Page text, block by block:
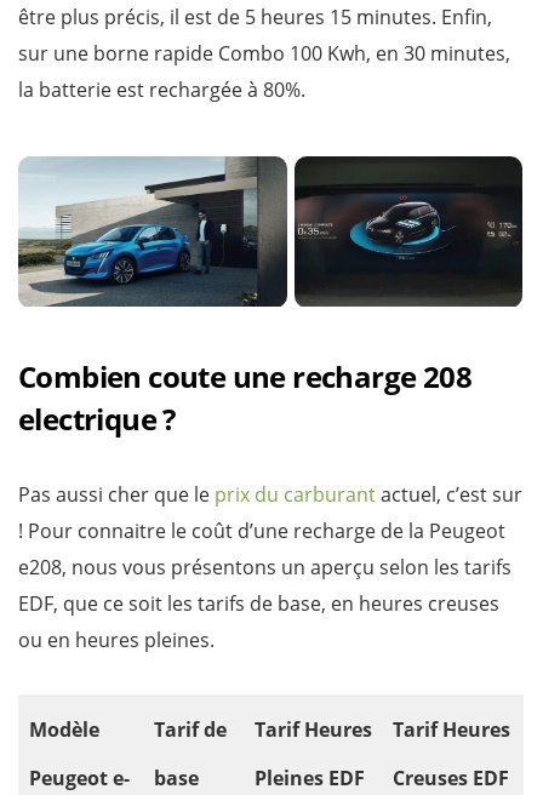
être plus précis, il est de 5 heures 15 minutes. Enfin,
sur une borne rapide Combo 100 Kwh, en 30 minutes,
la batterie est rechargée à 80%.
Combien coute une recharge 208
electrique ?
Pas aussi cher que le prix du carburantactuel, c’est sur
! Pour connaitre le coût d’une recharge de la Peugeot
e208, nous vous présentons un aperçu selon les tarifs
EDF, que ce soit les tarifs de base, en heures creuses
ou en heures pleines.
Modèle
Peugeot e-
Tarif de
base
Tarif Heures
Pleines EDF
Tarif Heures
Creuses EDF